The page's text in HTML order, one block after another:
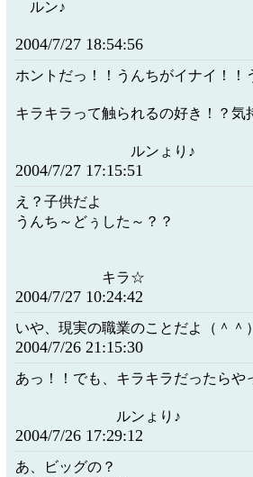
ルン♪
2004/7/27 18:54:56
ホントだっ！！うんちがイナイ！
キラキラって触られるの好き！？
ルンょり♪
2004/7/27 17:15:51
え？子供だよ
うんち～どぅした～？？
キラ☆
2004/7/27 10:24:42
いや、現実の職業のことだよ（＾
2004/7/26 21:15:30
あっ！！でも、キラキラだったら
ルンょり♪
2004/7/26 17:29:12
あ、ビッグの？